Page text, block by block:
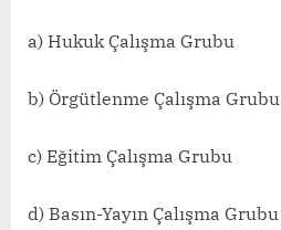
a) Hukuk Çalışma Grubu
b) Örgütlenme Çalışma Grubu
c) Eğitim Çalışma Grubu
d) Basın-Yayın Çalışma Grubu